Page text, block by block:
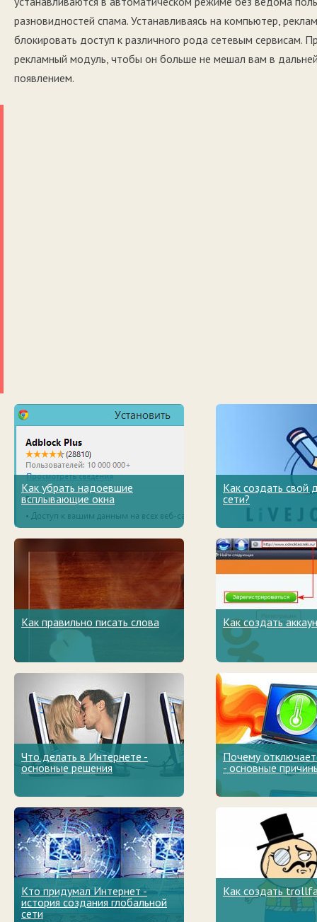
разновидностей спама. Устанавливаясь на компьютер,
блокировать доступ к различного рода сетевым сервисам.
рекламный модуль, чтобы он больше не мешал вам в
появлением.
Как убрать надоевшие
всплывающие окна
Как создать свой
сети?
Как правильно писать слова Как создать
Что делать в Интернете -
основные решения
Почему
- основные
Кто придумал Интернет -
история создания глобальной
сети
Как создать